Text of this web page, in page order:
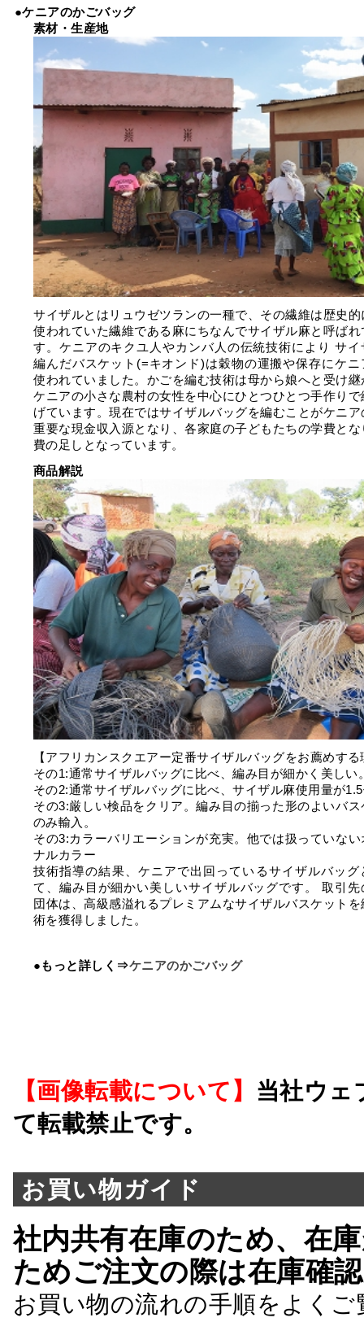
●ケニアのかごバッグ
素材・生産地
サイザルとはリュウゼツランの一種で、その繊維は歴史
使われていた繊維である麻にちなんでサイザル麻と呼ば
す。ケニアのキクユ人やカンバ人の伝統技術により サイ
編んだバスケット(=キオンド)は穀物の運搬や保存にケニ
使われていました。かごを編む技術は母から娘へと受け
ケニアの小さな農村の女性を中心にひとつひとつ手作り
げています。現在ではサイザルバッグを編むことがケニ
重要な現金収入源となり、各家庭の子どもたちの学費と
費の足しとなっています。
商品解説
【アフリカンスクエアー定番サイザルバッグをお薦めする
その1:通常サイザルバッグに比べ、編み目が細かく美しい
その2:通常サイザルバッグに比べ、サイザル麻使用量が
その3:厳しい検品をクリア。編み目の揃った形のよいバス
のみ輸入。
その3:カラーバリエーションが充実。他では扱っていない
ナルカラー
技術指導の結果、ケニアで出回っているサイザルバッグ
て、編み目が細かい美しいサイザルバッグです。 取引先
団体は、高級感溢れるプレミアムなサイザルバスケット
術を獲得しました。
●もっと詳しく⇒ケニアのかごバッグ
【画像転載について】 当社ウェ
て転載禁止です。
お買い物ガイド
社内共有在庫のため、在
ためご注文の際は在庫確
お買い物の流れの手順をよくご